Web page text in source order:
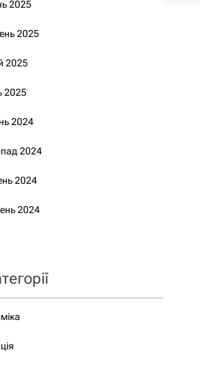
2025
2025
2025
2025
2024
2024
2024
2024